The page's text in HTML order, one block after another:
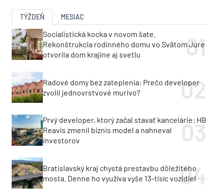
TÝŽDEŇ MESIAC
Socialistická kocka v novom šate.
Rekonštrukcia rodinného domu vo Svätom Jure
otvorila dom krajine aj svetlu
Radové domy bez zateplenia: Prečo developer
zvolil jednovrstvové murivo?
Prvý developer, ktorý začal stavať kancelárie: HB
Reavis zmenil biznis model a nahneval
investorov
Bratislavský kraj chystá prestavbu dôležitého
mosta. Denne ho využíva vyše 13-tisíc vozidiel